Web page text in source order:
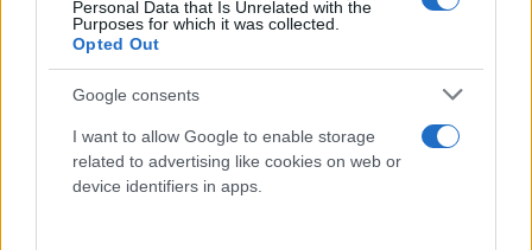
Personal Data that Is Unrelated with the
Purposes for which it was collected.
Opted Out
Google consents
I want to allow Google to enable storage
related to advertising like cookies on web or
device identifiers in apps.
FLASH FOCUS